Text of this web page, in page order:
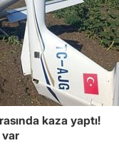
kaza yaptı!
var